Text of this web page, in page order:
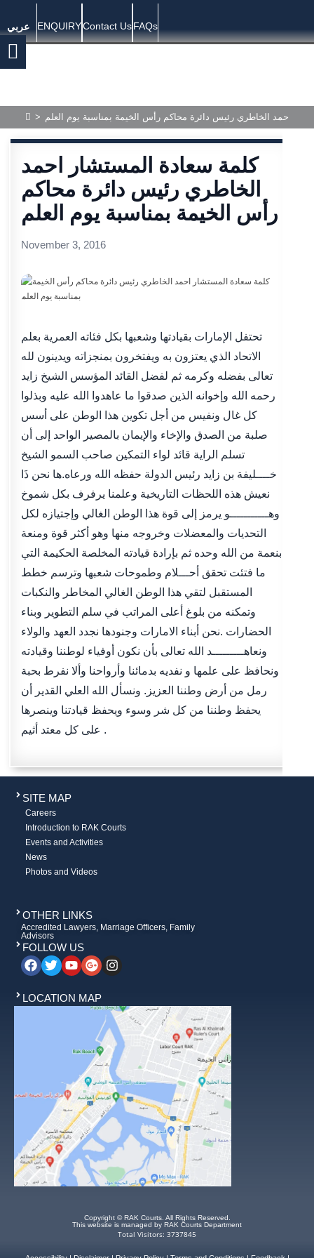
عربي ENQUIRYContact UsFAQs
> احمد الخاطري رئيس دائرة محاكم رأس الخيمة بمناسبة يوم العلم
كلمة سعادة المستشار احمد
الخاطري رئيس دائرة محاكم
رأس الخيمة بمناسبة يوم العلم
November 3, 2016
تحتفل الإمارات بقيادتها وشعبها بكل فئاته العمرية بعلم
الاتحاد الذي يعتزون به ويفتخرون بمنجزاته ويدينون لله
تعالى بفضله وكرمه ثم لفضل القائد المؤسس الشيخ زايد
رحمه الله وإخوانه الذين صدقوا ما عاهدوا الله عليه وبذلوا
كل غال ونفيس من أجل تكوين هذا الوطن على أسس
صلبة من الصدق والإخاء والإيمان بالمصير الواحد إلى أن
تسلم الراية قائد لواء التمكين صاحب السمو الشيخ
خــــليفة بن زايد رئيس الدولة حفظه الله ورعاه.ها نحن ذَا
نعيش هذه اللحظات التاريخية وعلمنا يرفرف بكل شموخ
وهـــــــــــو يرمز إلى قوة هذا الوطن الغالي وإجتيازه لكل
التحديات والمعضلات وخروجه منها وهو أكثر قوة ومنعة
بنعمة من الله وحده ثم بإرادة قيادته المخلصة الحكيمة التي
ما فتئت تحقق أحـــلام وطموحات شعبها وترسم خطط
المستقبل لتقي هذا الوطن الغالي المخاطر والنكبات
وتمكنه من بلوغ أعلى المراتب في سلم التطوير وبناء
الحضارات .نحن أبناء الامارات وجنودها نجدد العهد والولاء
ونعاهـــــــــد الله تعالى بأن نكون أوفياء لوطننا وقيادته
ونحافظ على علمها و نفديه بدمائنا وأرواحنا وألا نفرط بحبة
رمل من أرض وطننا العزيز. ونسأل الله العلي القدير أن
يحفظ وطننا من كل شر وسوء ويحفظ قيادتنا وينصرها
على كل معتد أثيم .
SITE MAP
Careers
Introduction to RAK Courts
Events and Activities
News
Photos and Videos
OTHER LINKS
Accredited Lawyers, Marriage Officers, Family
Advisors
FOLLOW US
LOCATION MAP
Copyright © RAK Courts. All Rights Reserved.
This website is managed by RAK Courts Department
Total Visitors: 3737845